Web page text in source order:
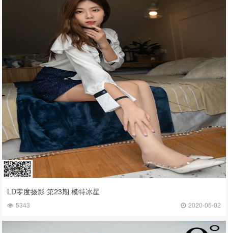
LD零度摄影 第23期 模特冰星
5343 2020-05-02